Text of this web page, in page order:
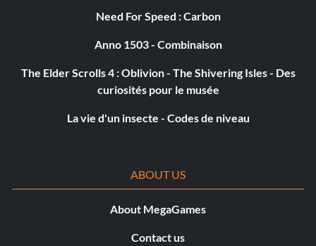
Need For Speed : Carbon
Anno 1503 - Combinaison
The Elder Scrolls 4 : Oblivion - The Shivering Isles - Des
curiosités pour le musée
La vie d'un insecte - Codes de niveau
ABOUT US
About MegaGames
Contact us